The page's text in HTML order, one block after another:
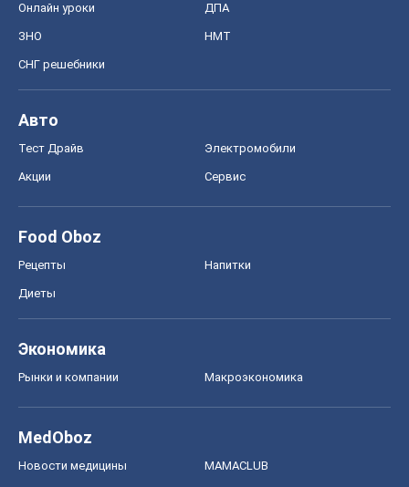
Онлайн уроки ДПА
ЗНО НМТ
СНГ решебники
Авто
Тест Драйв Электромобили
Акции Сервис
Food Oboz
Рецепты Напитки
Диеты
Экономика
Рынки и компании Mакроэкономика
MedOboz
Новости медицины MAMACLUB